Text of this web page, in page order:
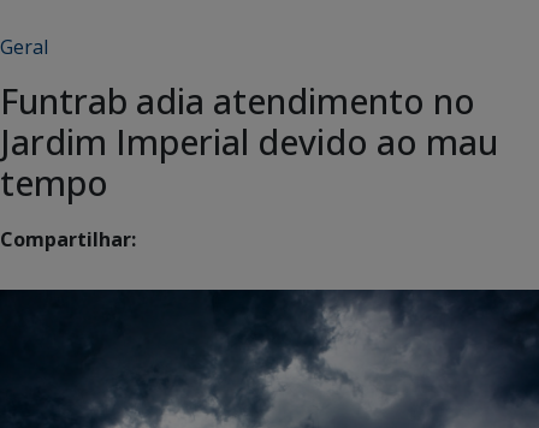
Geral
Funtrab adia atendimento no
Jardim Imperial devido ao mau
tempo
Compartilhar: